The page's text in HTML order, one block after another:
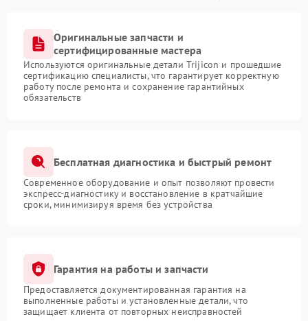
Оригинальные запчасти и
сертифицированные мастера
Используются оригинальные детали Trijicon и прошедшие
сертификацию специалисты, что гарантирует корректную
работу после ремонта и сохранение гарантийных
обязательств
Бесплатная диагностика и быстрый ремонт
Современное оборудование и опыт позволяют провести
экспресс-диагностику и восстановление в кратчайшие
сроки, минимизируя время без устройства
Гарантия на работы и запчасти
Предоставляется документированная гарантия на
выполненные работы и установленные детали, что
защищает клиента от повторных неисправностей